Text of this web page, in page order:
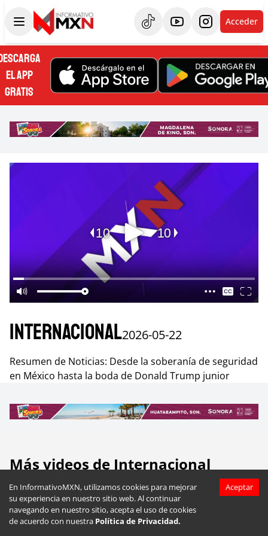
En InformativoMXN, utilizamos cookies para mejorar
su experiencia en nuestro sitio web. Al continuar
navegando en nuestro sitio, acepta el uso de cookies
de acuerdo con nuestra Política de Privacidad.
Aceptar
Acceder
EL APP
GRATIS
Internacional2026-05-22
Resumen de Noticias: Desde la soberanía de seguridad
en México hasta la boda de Donald Trump junior
Más videos de Internacional